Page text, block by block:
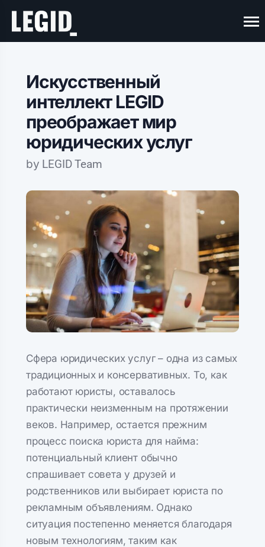
Искусственный
интеллект LEGID
преображает мир
юридических услуг
by LEGID Team
Сфера юридических услуг – одна из самых
традиционных и консервативных. То, как
работают юристы, оставалось
практически неизменным на протяжении
веков. Например, остается прежним
процесс поиска юриста для найма:
потенциальный клиент обычно
спрашивает совета у друзей и
родственников или выбирает юриста по
рекламным объявлениям. Однако
ситуация постепенно меняется благодаря
новым технологиям, таким как